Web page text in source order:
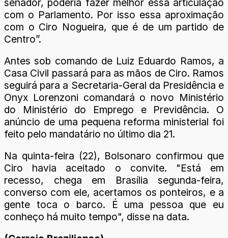
com o Parlamento. Por isso essa aproximação
com o Ciro Nogueira, que é de um partido de
Centro”.
Antes sob comando de Luiz Eduardo Ramos, a
Casa Civil passará para as mãos de Ciro. Ramos
seguirá para a Secretaria-Geral da Presidência e
Onyx Lorenzoni comandará o novo Ministério
do Ministério do Emprego e Previdência. O
anúncio de uma pequena reforma ministerial foi
feito pelo mandatário no último dia 21.
Na quinta-feira (22), Bolsonaro confirmou que
Ciro havia aceitado o convite. "Está em
recesso, chega em Brasília segunda-feira,
converso com ele, acertamos os ponteiros, e a
gente toca o barco. É uma pessoa que eu
conheço há muito tempo", disse na data.